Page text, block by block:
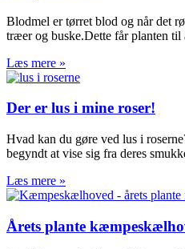
Blodmel er tørret blod og når det
træer og buske.Dette får planten til
Læs mere »
Der er lus i mine roser!
Hvad kan du gøre ved lus i
begyndt at vise sig fra deres
Læs mere »
Årets plante